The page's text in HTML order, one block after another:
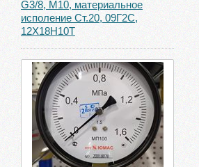
G3/8, М10, материальное
исполение Ст.20, 09Г2С,
12Х18Н10Т